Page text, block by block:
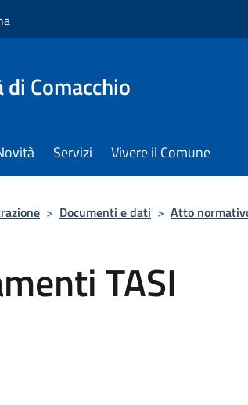
di Comacchio
Servizi Vivere il Comune
> Documenti e dati > Atto
TASI